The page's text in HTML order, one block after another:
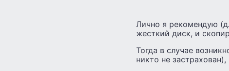
Лично я рекомендую
жесткий диск, и
Тогда в случае
никто не